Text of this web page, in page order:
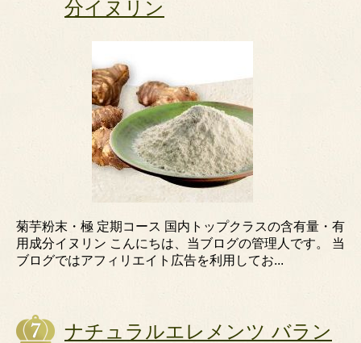
分イヌリン
菊芋粉末・極 定期コース 国内トップクラスの含有量・有
用成分イヌリン こんにちは、当ブログの管理人です。 当
ブログではアフィリエイト広告を利用してお...
ナチュラルエレメンツ バラン